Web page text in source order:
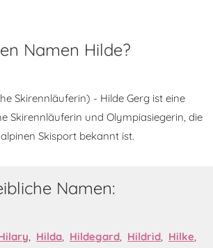
Namen Hilde?
Skirennläuferin) - Hilde Gerg ist eine
Skirennläuferin und Olympiasiegerin, die
Skisport bekannt ist.
Namen:
, Hilda, Hildegard, Hildrid, Hilke,